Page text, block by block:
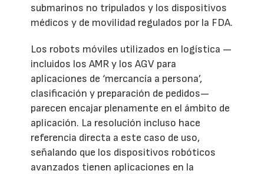
submarinos no tripulados y los dispositivos
médicos y de movilidad regulados por la FDA.
Los robots móviles utilizados en logística —
incluidos los AMR y los AGV para
aplicaciones de ‘mercancía a persona’,
clasificación y preparación de pedidos—
parecen encajar plenamente en el ámbito de
aplicación. La resolución incluso hace
referencia directa a este caso de uso,
señalando que los dispositivos robóticos
avanzados tienen aplicaciones en la